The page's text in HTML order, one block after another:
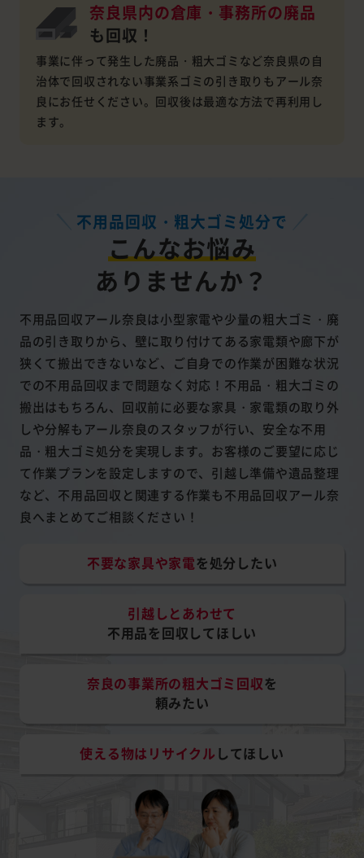
奈良県内の倉庫・事務所の廃品
も回収！
事業に伴って発生した廃品・粗大ゴミなど奈良県の自
治体で回収されない事業系ゴミの引き取りもアール奈
良にお任せください。回収後は最適な方法で再利用し
ます。
不用品回収・粗大ゴミ処分で
こんなお悩み
ありませんか？
不用品回収アール奈良は小型家電や少量の粗大ゴミ・廃
品の引き取りから、壁に取り付けてある家電類や廊下が
狭くて搬出できないなど、ご自身での作業が困難な状況
での不用品回収まで問題なく対応！不用品・粗大ゴミの
搬出はもちろん、回収前に必要な家具・家電類の取り外
しや分解もアール奈良のスタッフが行い、安全な不用
品・粗大ゴミ処分を実現します。お客様のご要望に応じ
て作業プランを設定しますので、引越し準備や遺品整理
など、不用品回収と関連する作業も不用品回収アール奈
良へまとめてご相談ください！
不要な家具や家電を処分したい
引越しとあわせて
不用品を回収してほしい
奈良の事業所の粗大ゴミ回収を
頼みたい
使える物はリサイクル してほしい